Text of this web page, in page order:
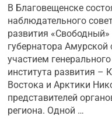
В Благовещенске
наблюдательного
развития
губернатора
участием
института развития –
Востока и Арктики
представителей
региона. Одной …